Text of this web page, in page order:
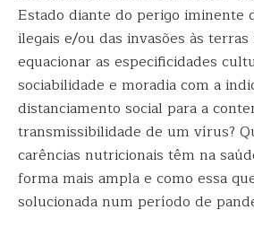
Estado diante do perigo iminente
ilegais e/ou das invasões às terras
equacionar as especificidades
sociabilidade e moradia com a
distanciamento social para a
transmissibilidade de um vírus?
carências nutricionais têm na
forma mais ampla e como essa
solucionada num período de